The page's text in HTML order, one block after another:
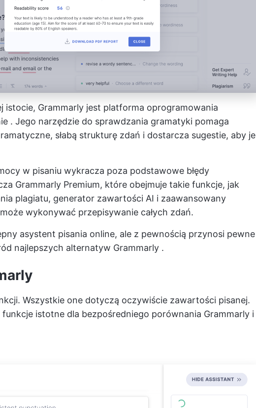
istocie, Grammarly jest platforma oprogramowania
. Jego narzędzie do sprawdzania gramatyki pomaga
słabą strukturę zdań i dostarcza sugestie, aby je
w pisaniu wykracza poza podstawowe błędy
Grammarly Premium, które obejmuje takie funkcje, jak
plagiatu, generator zawartości AI i zaawansowany
wykonywać przepisywanie całych zdań.
asystent pisania online, ale z pewnością przynosi pewne
najlepszych alternatyw Grammarly .
Wszystkie one dotyczą oczywiście zawartości pisanej.
istotne dla bezpośredniego porównania Grammarly i